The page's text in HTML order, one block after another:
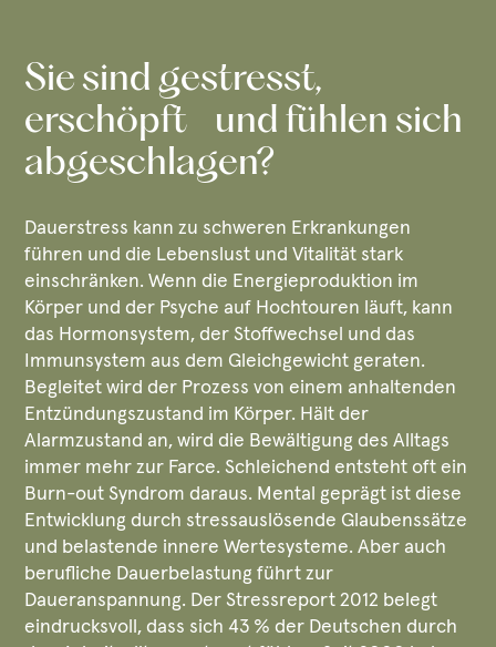
Sie sind gestresst,
erschöpft und fühlen sich
abgeschlagen?
Dauerstress kann zu schweren Erkrankungen
führen und die Lebenslust und Vitalität stark
einschränken. Wenn die Energieproduktion im
Körper und der Psyche auf Hochtouren läuft, kann
das Hormonsystem, der Stoffwechsel und das
Immunsystem aus dem Gleichgewicht geraten.
Begleitet wird der Prozess von einem anhaltenden
Entzündungszustand im Körper. Hält der
Alarmzustand an, wird die Bewältigung des Alltags
immer mehr zur Farce. Schleichend entsteht oft ein
Burn-out Syndrom daraus. Mental geprägt ist diese
Entwicklung durch stressauslösende Glaubenssätze
und belastende innere Wertesysteme. Aber auch
berufliche Dauerbelastung führt zur
Daueranspannung. Der Stressreport 2012 belegt
eindrucksvoll, dass sich 43 % der Deutschen durch